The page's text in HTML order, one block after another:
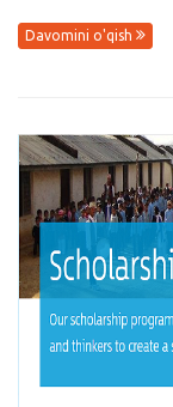
Davomini o'qish